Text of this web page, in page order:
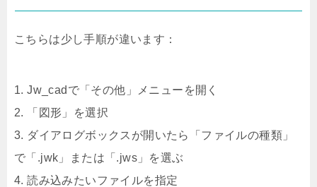
こちらは少し手順が違います：
1. Jw_cadで「その他」メニューを開く
2. 「図形」を選択
3. ダイアログボックスが開いたら「ファイルの種類」
で「.jwk」または「.jws」を選ぶ
4. 読み込みたいファイルを指定